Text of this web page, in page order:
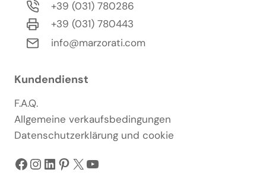
+39 (031) 780286
+39 (031) 780443
info@marzorati.com
Kundendienst
F.A.Q.
Allgemeine verkaufsbedingungen
Datenschutzerklärung und cookie
Facebook
Instagram
LinkedIn
Pinterest
X YouTube